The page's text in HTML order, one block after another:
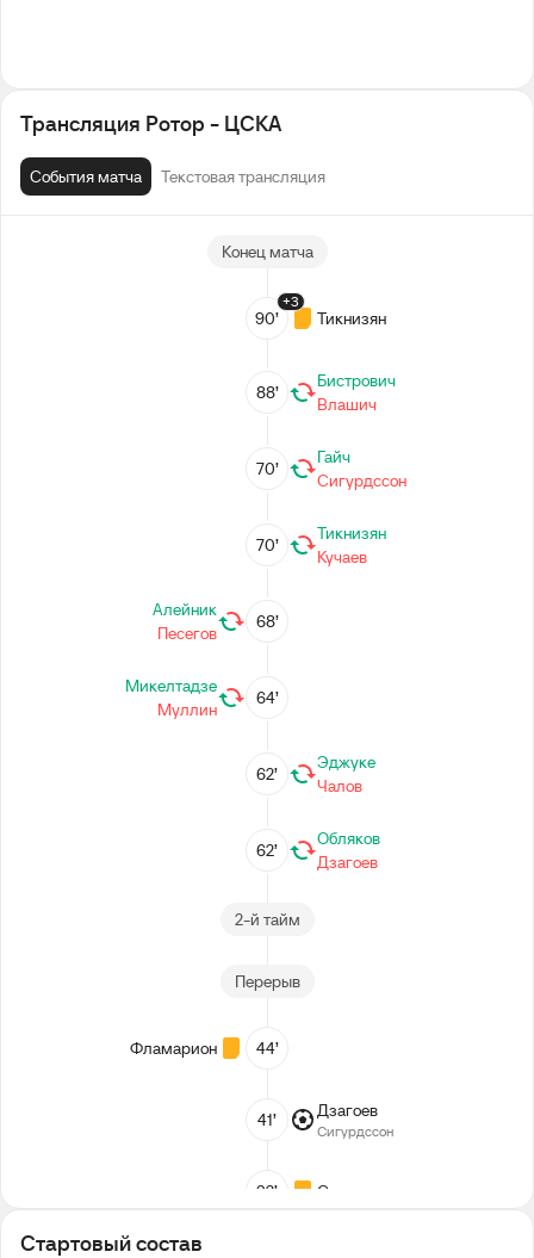
Трансляция Ротор - ЦСКА
События матча Текстовая трансляция
Конец матча
90’
+3
Тикнизян
88’
Бистрович
Влашич
70’
Гайч
Сигурдссон
70’
Тикнизян
Кучаев
68’
Алейник
Песегов
64’
Микелтадзе
Муллин
62’
Эджуке
Чалов
62’
Обляков
Дзагоев
2-й тайм
Перерыв
44’
Фламарион
41’ Дзагоев
Сигурдссон
32’ Сигурдссон
Стартовый состав